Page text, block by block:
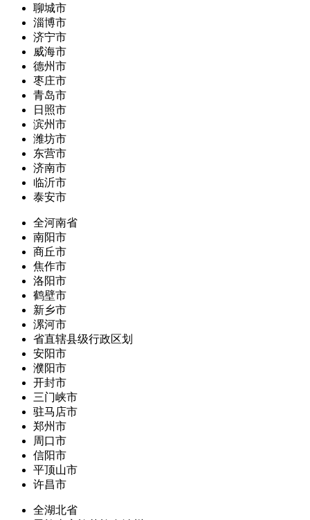
聊城市
淄博市
济宁市
威海市
德州市
枣庄市
青岛市
日照市
滨州市
潍坊市
东营市
济南市
临沂市
泰安市
全河南省
南阳市
商丘市
焦作市
洛阳市
鹤壁市
新乡市
漯河市
省直辖县级行政区划
安阳市
濮阳市
开封市
三门峡市
驻马店市
郑州市
周口市
信阳市
平顶山市
许昌市
全湖北省